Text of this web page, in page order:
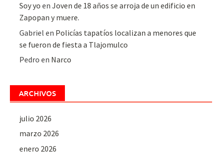
Soy yo enJoven de 18 años se arroja de un edificio en
Zapopan y muere.
Gabriel en Policías tapatíos localizan a menores que
se fueron de fiesta a Tlajomulco
Pedro en Narco
ARCHIVOS
julio 2026
marzo 2026
enero 2026